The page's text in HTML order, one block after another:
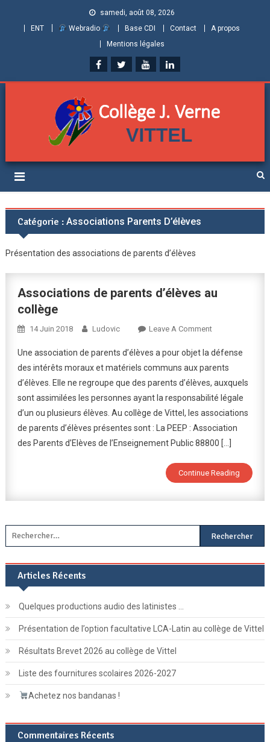
samedi, août 08, 2026
ENT
Webradio Base CDI Contact
A propos
Mentions légales
Collège Jules Verne de
Vittel (Vosges)
Catégorie : Associations Parents D’élèves
Présentation des associations de parents d’élèves
Associations de parents d’élèves au
collège
14 Juin 2018 Ludovic Leave A CommentOn
De
Parents
D’élèves
Au
Collège
Une association de parents d’élèves a pour objet la défense
des intérêts moraux et matériels communs aux parents
d’élèves. Elle ne regroupe que des parents d’élèves, auxquels
sont assimilées les personnes ayant la responsabilité légale
d’un ou plusieurs élèves. Au collège de Vittel, les associations
de parents d’élèves présentes sont : La PEEP : Association
des Parents d’Elèves de l’Enseignement Public 88800 […]
Continue Reading
Rechercher :
Articles Récents
Quelques productions audio des latinistes …
Présentation de l’option facultative LCA-Latin au collège de Vittel
Résultats Brevet 2026 au collège de Vittel
Liste des fournitures scolaires 2026-2027
Achetez nos bandanas !
Commentaires Récents